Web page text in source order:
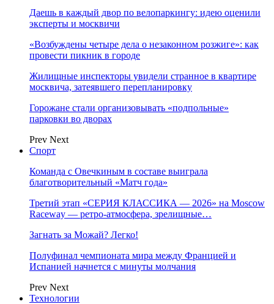
Даешь в каждый двор по велопаркингу: идею оценили
эксперты и москвичи
«Возбуждены четыре дела о незаконном розжиге»: как
провести пикник в городе
Жилищные инспекторы увидели странное в квартире
москвича, затеявшего перепланировку
Горожане стали организовывать «подпольные»
парковки во дворах
Prev Next
Спорт
Команда с Овечкиным в составе выиграла
благотворительный «Матч года»
Третий этап «СЕРИЯ КЛАССИКА — 2026» на Moscow
Raceway — ретро‑атмосфера, зрелищные…
Загнать за Можай? Легко!
Полуфинал чемпионата мира между Францией и
Испанией начнется с минуты молчания
Prev Next
Технологии